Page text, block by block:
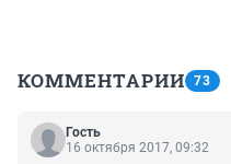
КОММЕНТАРИИ 73
Гость
16 октября 2017, 09:32